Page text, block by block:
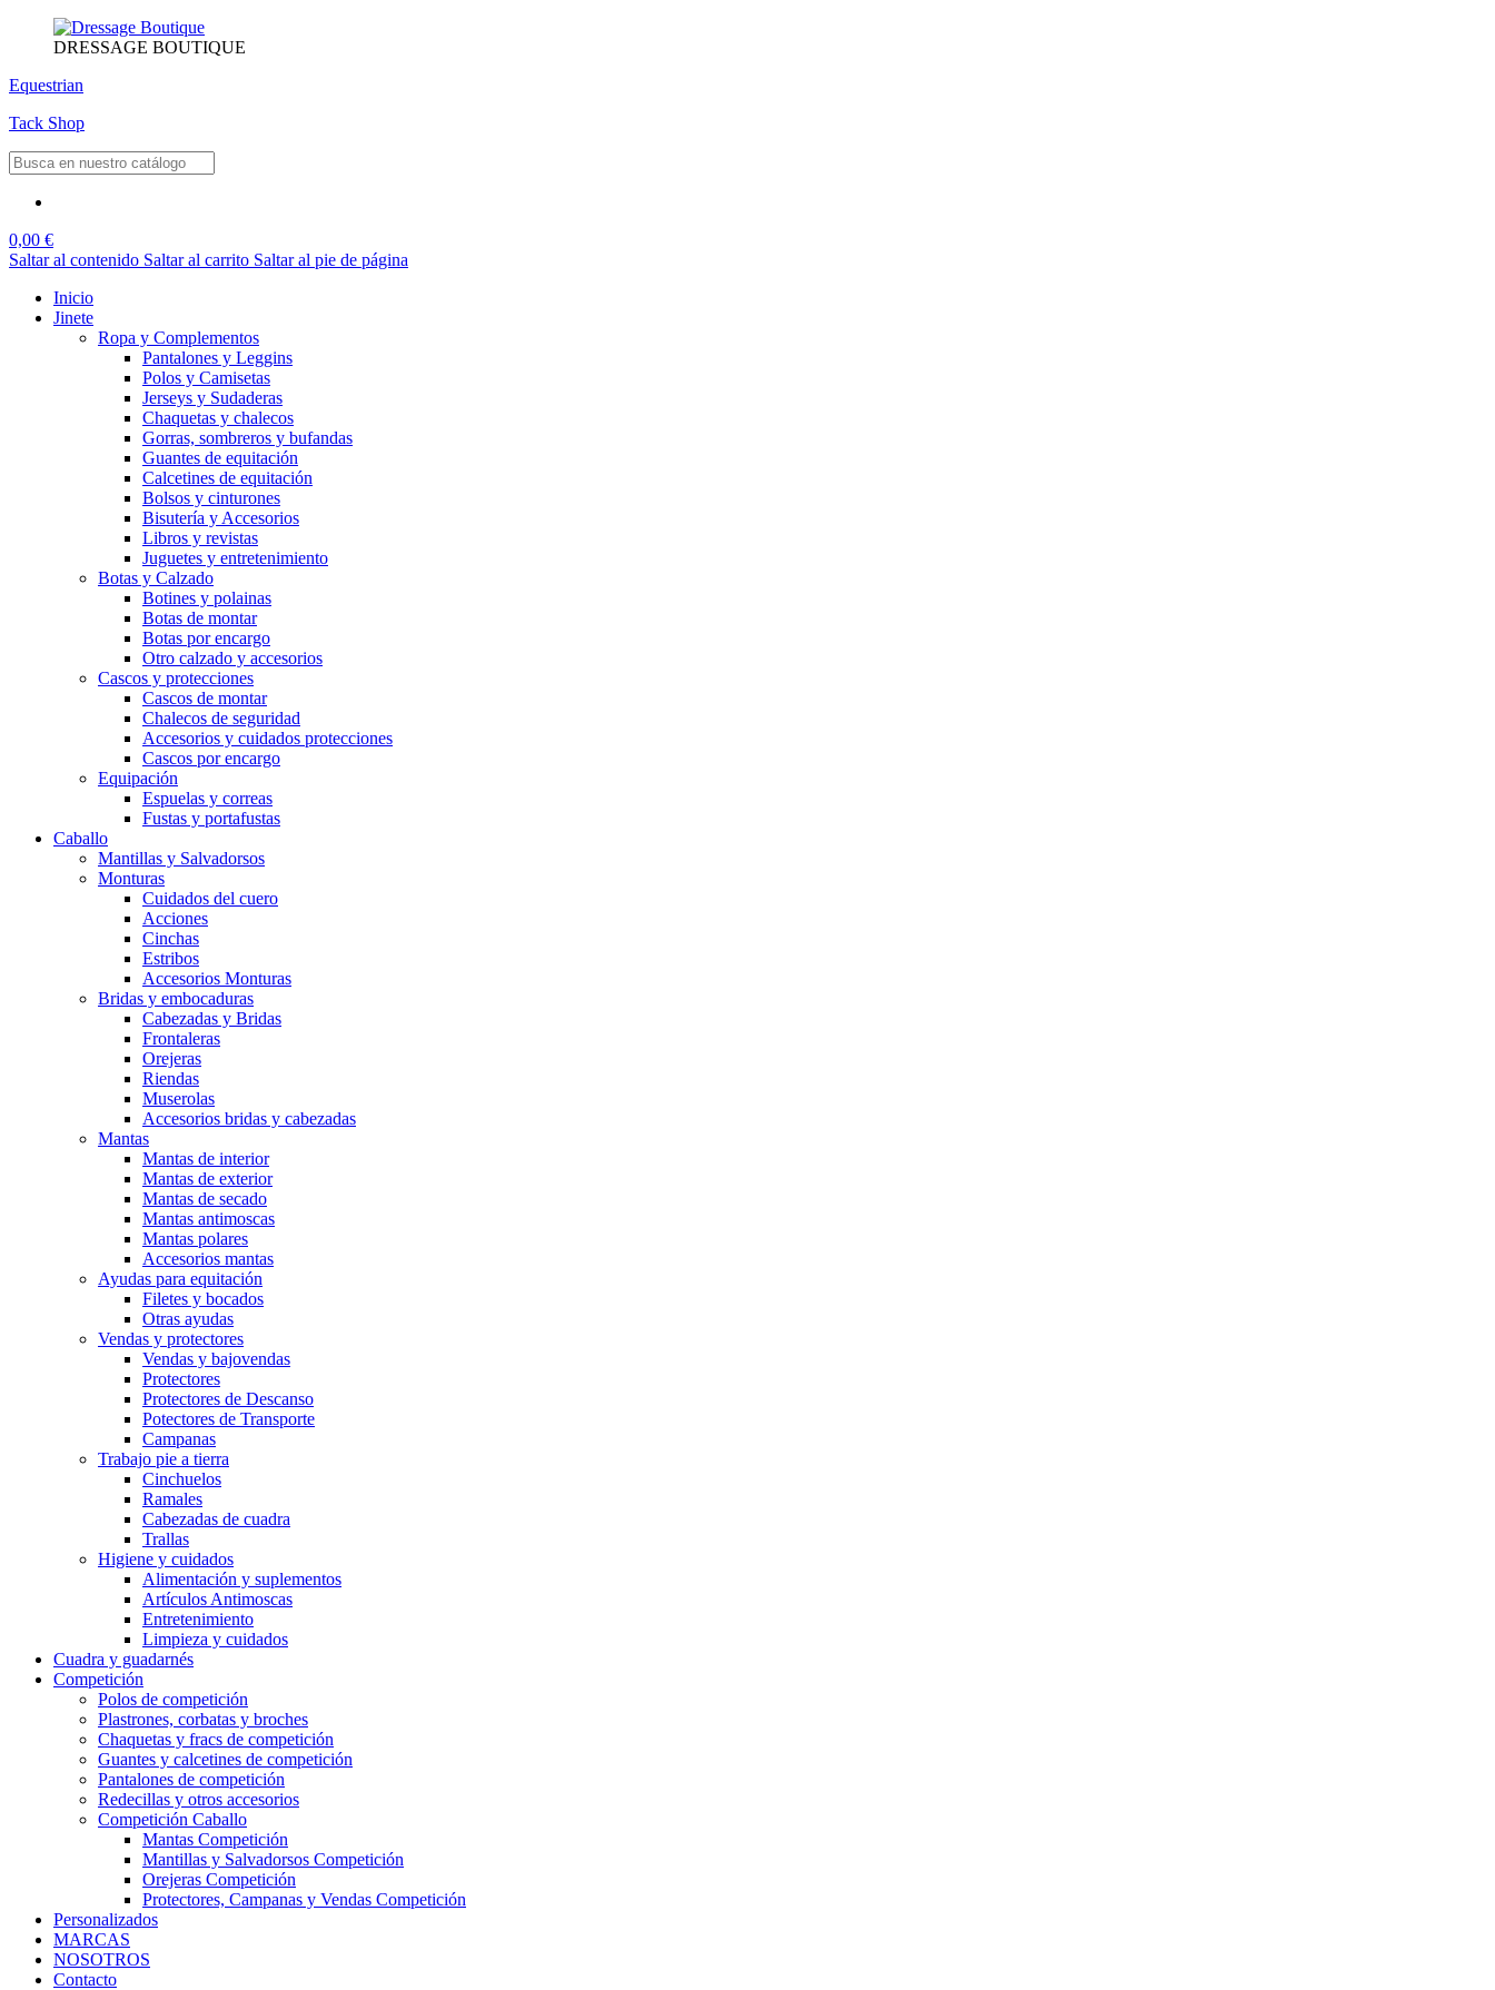
DRESSAGE BOUTIQUE
Equestrian
Tack Shop
0,00 €
Saltar al contenido Saltar al carrito Saltar al pie de página
Inicio
Jinete
Ropa y Complementos
Pantalones y Leggins
Polos y Camisetas
Jerseys y Sudaderas
Chaquetas y chalecos
Gorras, sombreros y bufandas
Guantes de equitación
Calcetines de equitación
Bolsos y cinturones
Bisutería y Accesorios
Libros y revistas
Juguetes y entretenimiento
Botas y Calzado
Botines y polainas
Botas de montar
Botas por encargo
Otro calzado y accesorios
Cascos y protecciones
Cascos de montar
Chalecos de seguridad
Accesorios y cuidados protecciones
Cascos por encargo
Equipación
Espuelas y correas
Fustas y portafustas
Caballo
Mantillas y Salvadorsos
Monturas
Cuidados del cuero
Acciones
Cinchas
Estribos
Accesorios Monturas
Bridas y embocaduras
Cabezadas y Bridas
Frontaleras
Orejeras
Riendas
Muserolas
Accesorios bridas y cabezadas
Mantas
Mantas de interior
Mantas de exterior
Mantas de secado
Mantas antimoscas
Mantas polares
Accesorios mantas
Ayudas para equitación
Filetes y bocados
Otras ayudas
Vendas y protectores
Vendas y bajovendas
Protectores
Protectores de Descanso
Potectores de Transporte
Campanas
Trabajo pie a tierra
Cinchuelos
Ramales
Cabezadas de cuadra
Trallas
Higiene y cuidados
Alimentación y suplementos
Artículos Antimoscas
Entretenimiento
Limpieza y cuidados
Cuadra y guadarnés
Competición
Polos de competición
Plastrones, corbatas y broches
Chaquetas y fracs de competición
Guantes y calcetines de competición
Pantalones de competición
Redecillas y otros accesorios
Competición Caballo
Mantas Competición
Mantillas y Salvadorsos Competición
Orejeras Competición
Protectores, Campanas y Vendas Competición
Personalizados
MARCAS
NOSOTROS
Contacto